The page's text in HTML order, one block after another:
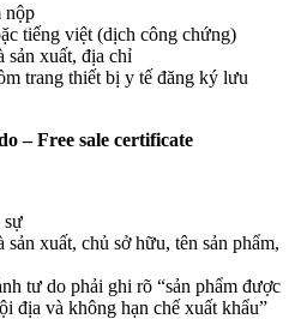
nộp
tiếng việt (dịch công chứng)
sản xuất, địa chỉ
trang thiết bị y tế đăng ký lưu
– Free sale certificate
sự
xuất, chủ sở hữu, tên sản phẩm,
tư do phải ghi rõ “sản phẩm được
địa và không hạn chế xuất khẩu”